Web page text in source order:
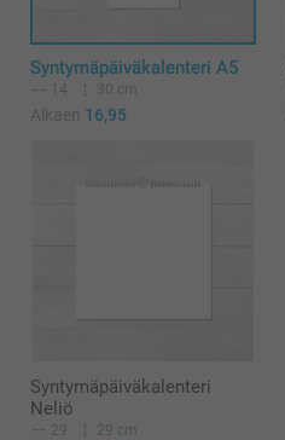
Syntymäpäiväkalenteri A5
14 30 cm
Alkaen 16,95
Syntymäpäiväkalenteri
Neliö
29 29 cm